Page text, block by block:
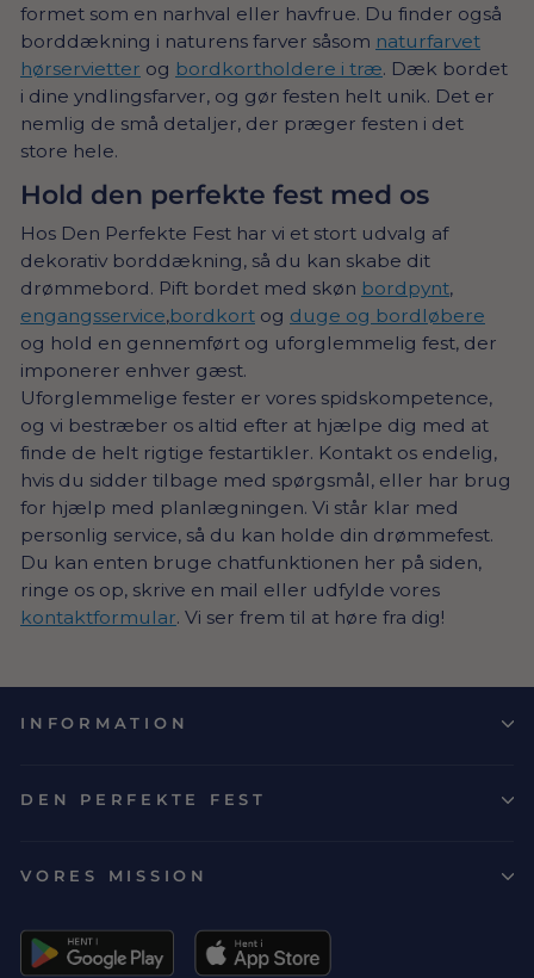
Copenhagen-stel. Her finder du alt lige fra
frokoststel til kaffestel, som garanterer dig, at du
skaber et ensartet look på bordene.
formet som en narhval eller havfrue. Du finder også
borddækning i naturens farver såsom naturfarvet
hørservietter og bordkortholdere i træ. Dæk bordet
i dine yndlingsfarver, og gør festen helt unik. Det er
nemlig de små detaljer, der præger festen i det
store hele.
Hold den perfekte fest med os
Hos Den Perfekte Fest har vi et stort udvalg af
dekorativ borddækning, så du kan skabe dit
drømmebord. Pift bordet med skøn bordpynt,
engangsservice,bordkort og duge og bordløbere
og hold en gennemført og uforglemmelig fest, der
imponerer enhver gæst.
Uforglemmelige fester er vores spidskompetence,
og vi bestræber os altid efter at hjælpe dig med at
finde de helt rigtige festartikler. Kontakt os endelig,
hvis du sidder tilbage med spørgsmål, eller har brug
for hjælp med planlægningen. Vi står klar med
personlig service, så du kan holde din drømmefest.
Du kan enten bruge chatfunktionen her på siden,
ringe os op, skrive en mail eller udfylde vores
kontaktformular. Vi ser frem til at høre fra dig!
INFORMATION
DEN PERFEKTE FEST
VORES MISSION